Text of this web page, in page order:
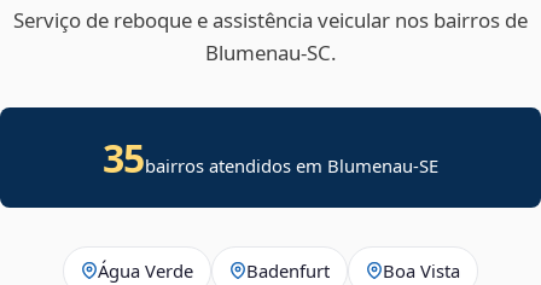
Serviço de reboque e assistência veicular nos bairros de
Blumenau‑SC.
35bairros atendidos em Blumenau-SE
Água Verde Badenfurt Boa Vista